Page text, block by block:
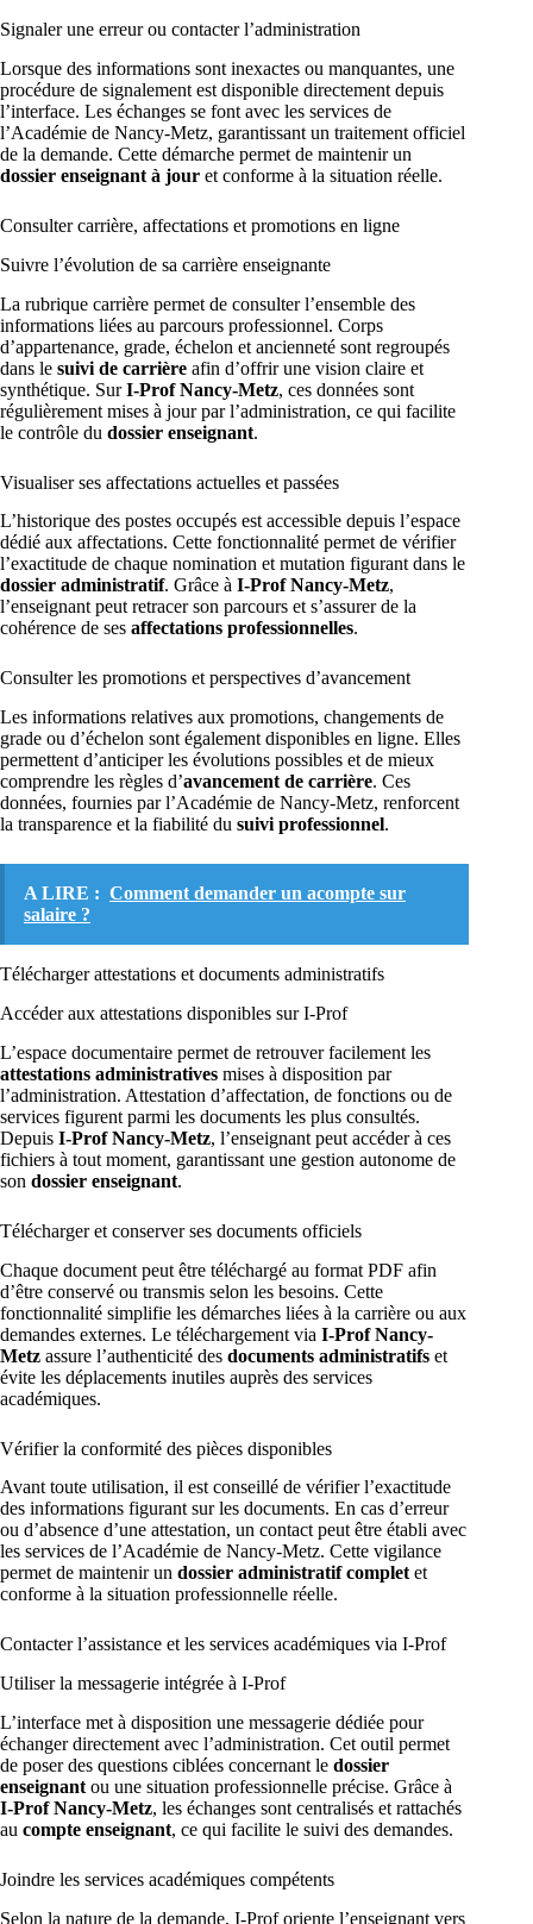
Signaler une erreur ou contacter l’administration
Lorsque des informations sont inexactes ou manquantes, une
procédure de signalement est disponible directement depuis
l’interface. Les échanges se font avec les services de
l’Académie de Nancy-Metz, garantissant un traitement officiel
de la demande. Cette démarche permet de maintenir un
dossier enseignant à jour et conforme à la situation réelle.
Consulter carrière, affectations et promotions en ligne
Suivre l’évolution de sa carrière enseignante
La rubrique carrière permet de consulter l’ensemble des
informations liées au parcours professionnel. Corps
d’appartenance, grade, échelon et ancienneté sont regroupés
dans le suivi de carrière afin d’offrir une vision claire et
synthétique. SurI-Prof Nancy-Metz, ces données sont
régulièrement mises à jour par l’administration, ce qui facilite
le contrôle du dossier enseignant.
Visualiser ses affectations actuelles et passées
L’historique des postes occupés est accessible depuis l’espace
dédié aux affectations. Cette fonctionnalité permet de vérifier
l’exactitude de chaque nomination et mutation figurant dans le
dossier administratif. Grâce à I-Prof Nancy-Metz,
l’enseignant peut retracer son parcours et s’assurer de la
cohérence de ses affectations professionnelles.
Consulter les promotions et perspectives d’avancement
Les informations relatives aux promotions, changements de
grade ou d’échelon sont également disponibles en ligne. Elles
permettent d’anticiper les évolutions possibles et de mieux
comprendre les règles d’avancement de carrière. Ces
données, fournies par l’Académie de Nancy-Metz, renforcent
la transparence et la fiabilité du suivi professionnel.
A LIRE : Comment demander un acompte sur
salaire ?
Télécharger attestations et documents administratifs
Accéder aux attestations disponibles sur I-Prof
L’espace documentaire permet de retrouver facilement les
attestations administratives mises à disposition par
l’administration. Attestation d’affectation, de fonctions ou de
services figurent parmi les documents les plus consultés.
Depuis I-Prof Nancy-Metz, l’enseignant peut accéder à ces
fichiers à tout moment, garantissant une gestion autonome de
son dossier enseignant.
Télécharger et conserver ses documents officiels
Chaque document peut être téléchargé au format PDF afin
d’être conservé ou transmis selon les besoins. Cette
fonctionnalité simplifie les démarches liées à la carrière ou aux
demandes externes. Le téléchargement via I-Prof Nancy-
Metz assure l’authenticité des documents administratifs et
évite les déplacements inutiles auprès des services
académiques.
Vérifier la conformité des pièces disponibles
Avant toute utilisation, il est conseillé de vérifier l’exactitude
des informations figurant sur les documents. En cas d’erreur
ou d’absence d’une attestation, un contact peut être établi avec
les services de l’Académie de Nancy-Metz. Cette vigilance
permet de maintenir un dossier administratif complet et
conforme à la situation professionnelle réelle.
Contacter l’assistance et les services académiques via I-Prof
Utiliser la messagerie intégrée à I-Prof
L’interface met à disposition une messagerie dédiée pour
échanger directement avec l’administration. Cet outil permet
de poser des questions ciblées concernant le dossier
enseignant ou une situation professionnelle précise. Grâce à
I-Prof Nancy-Metz, les échanges sont centralisés et rattachés
au compte enseignant, ce qui facilite le suivi des demandes.
Joindre les services académiques compétents
Selon la nature de la demande, I-Prof oriente l’enseignant vers